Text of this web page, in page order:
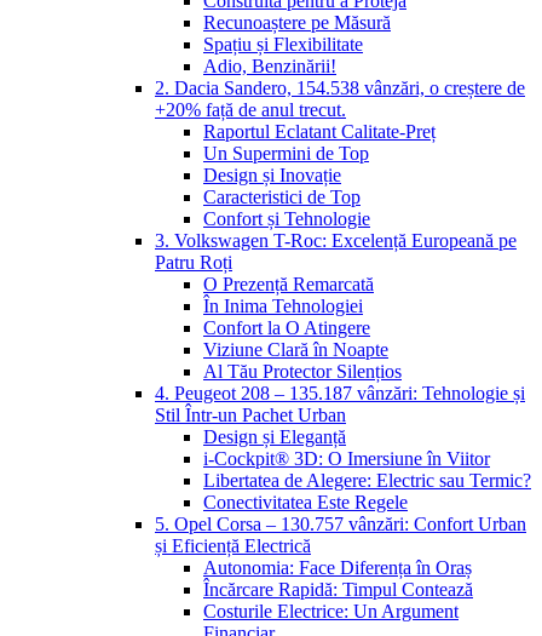
Recunoaștere pe Măsură
Spațiu și Flexibilitate
Adio, Benzinării!
2. Dacia Sandero, 154.538 vânzări, o creștere de
+20% față de anul trecut.
Raportul Eclatant Calitate-Preț
Un Supermini de Top
Design și Inovație
Caracteristici de Top
Confort și Tehnologie
3. Volkswagen T-Roc: Excelență Europeană pe
Patru Roți
O Prezență Remarcată
În Inima Tehnologiei
Confort la O Atingere
Viziune Clară în Noapte
Al Tău Protector Silențios
4. Peugeot 208 – 135.187 vânzări: Tehnologie și
Stil Într-un Pachet Urban
Design și Eleganță
i-Cockpit® 3D: O Imersiune în Viitor
Libertatea de Alegere: Electric sau Termic?
Conectivitatea Este Regele
5. Opel Corsa – 130.757 vânzări: Confort Urban
și Eficiență Electrică
Autonomia: Face Diferența în Oraș
Încărcare Rapidă: Timpul Contează
Costurile Electrice: Un Argument